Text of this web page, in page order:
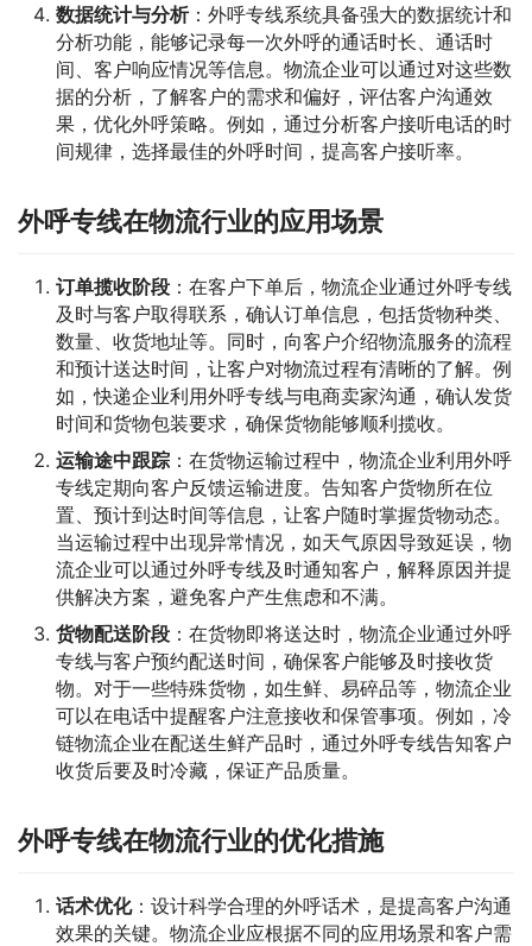
数据统计与分析：外呼专线系统具备强大的数据统计和
分析功能，能够记录每一次外呼的通话时长、通话时
间、客户响应情况等信息。物流企业可以通过对这些数
据的分析，了解客户的需求和偏好，评估客户沟通效
果，优化外呼策略。例如，通过分析客户接听电话的时
间规律，选择最佳的外呼时间，提高客户接听率。
外呼专线在物流行业的应用场景
订单揽收阶段 ：在客户下单后，物流企业通过外呼专线
及时与客户取得联系，确认订单信息，包括货物种类、
数量、收货地址等。同时，向客户介绍物流服务的流程
和预计送达时间，让客户对物流过程有清晰的了解。例
如，快递企业利用外呼专线与电商卖家沟通，确认发货
时间和货物包装要求，确保货物能够顺利揽收。
运输途中跟踪 ：在货物运输过程中，物流企业利用外呼
专线定期向客户反馈运输进度。告知客户货物所在位
置、预计到达时间等信息，让客户随时掌握货物动态。
当运输过程中出现异常情况，如天气原因导致延误，物
流企业可以通过外呼专线及时通知客户，解释原因并提
供解决方案，避免客户产生焦虑和不满。
货物配送阶段 ：在货物即将送达时，物流企业通过外呼
专线与客户预约配送时间，确保客户能够及时接收货
物。对于一些特殊货物，如生鲜、易碎品等，物流企业
可以在电话中提醒客户注意接收和保管事项。例如，冷
链物流企业在配送生鲜产品时，通过外呼专线告知客户
收货后要及时冷藏，保证产品质量。
外呼专线在物流行业的优化措施
话术优化：设计科学合理的外呼话术，是提高客户沟通
效果的关键。物流企业应根据不同的应用场景和客户需